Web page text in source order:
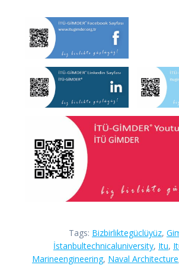
Tags: Bizbirliktegüclüyüz,
İstanbultechnicaluniversity, Itu,
Marineengineering, Naval Architecture